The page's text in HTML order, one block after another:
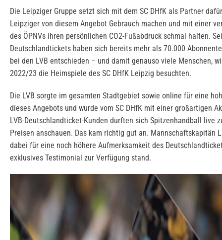
Die Leipziger Gruppe setzt sich mit dem SC DHfK als Partner
Leipziger von diesem Angebot Gebrauch machen und mit einer
des ÖPNVs ihren persönlichen CO2-Fußabdruck schmal halten.
Deutschlandtickets haben sich bereits mehr als 70.000
bei den LVB entschieden – und damit genauso viele Menschen,
2022/23 die Heimspiele des SC DHfK Leipzig besuchten.
Die LVB sorgte im gesamten Stadtgebiet sowie online für eine
dieses Angebots und wurde vom SC DHfK mit einer großartigen
LVB-Deutschlandticket-Kunden durften sich Spitzenhandball live
Preisen anschauen. Das kam richtig gut an. Mannschaftskapitän
dabei für eine noch höhere Aufmerksamkeit des
exklusives Testimonial zur Verfügung stand.